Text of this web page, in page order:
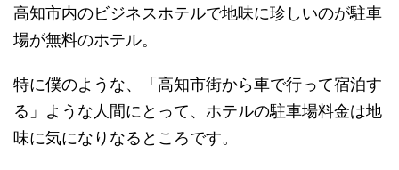
高知市内のビジネスホテルで地味に珍しいのが駐車
場が無料のホテル。
特に僕のような、「高知市街から車で行って宿泊す
る」ような人間にとって、ホテルの駐車場料金は地
味に気になりなるところです。